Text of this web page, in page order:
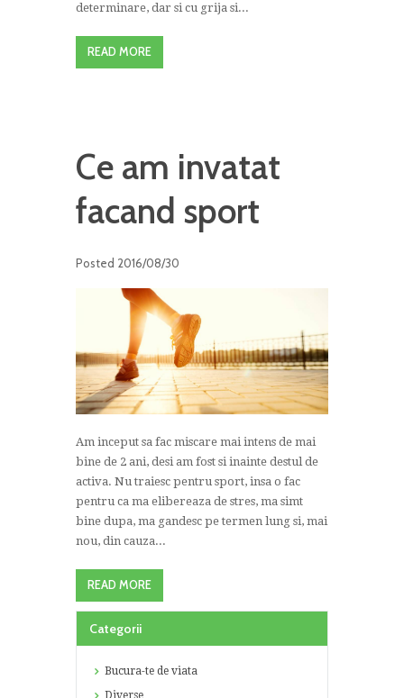
determinare, dar si cu grija si...
READ MORE
Ce am invatat
facand sport
Posted 2016/08/30
Am inceput sa fac miscare mai intens de mai
bine de 2 ani, desi am fost si inainte destul de
activa. Nu traiesc pentru sport, insa o fac
pentru ca ma elibereaza de stres, ma simt
bine dupa, ma gandesc pe termen lung si, mai
nou, din cauza...
READ MORE
Categorii
Bucura-te de viata
Diverse